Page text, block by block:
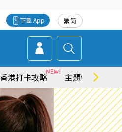
繁简
下載 App
香港打卡攻略 主題特集